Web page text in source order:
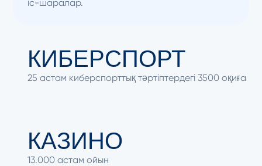
іс-шаралар.
КИБЕРСПОРТ
25 астам киберспорттық тәртіптердегі 3500 оқиға
КАЗИНО
13.000 астам ойын